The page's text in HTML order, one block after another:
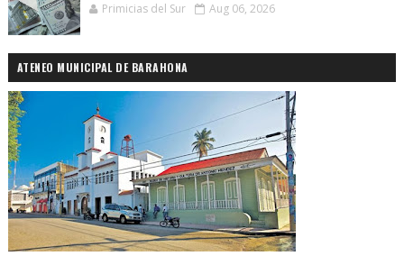
Primicias del Sur Aug 06, 2026
ATENEO MUNICIPAL DE BARAHONA